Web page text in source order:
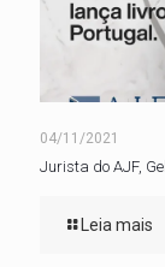
04/11/2021
Jurista do AJF,
Leia mais